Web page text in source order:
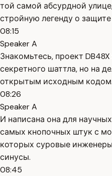
той самой абсурдной
стройную легенду о
08:15
Speaker A
Знакомьтесь, проект
секретного шаттла, но на
открытым исходным кодом.
08:26
Speaker A
И написана она для
самых кнопочных штук с
которых суровые
синусы.
08:45